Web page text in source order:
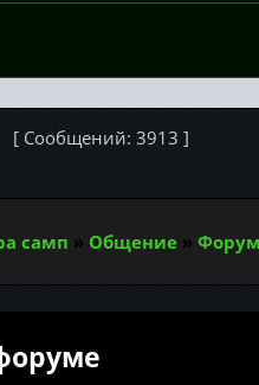
[ Сообщений: 3913 ]
самп » Общение »